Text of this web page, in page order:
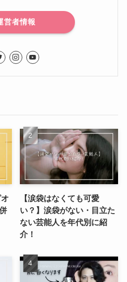
営者情報
【涙袋はなくても可愛
い？】涙袋がない・目立た
ない芸能人を年代別に紹
介！